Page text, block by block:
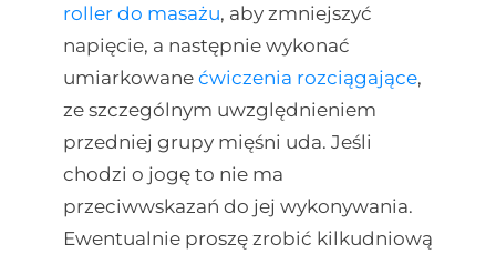
roller do masażu, aby zmniejszyć
napięcie, a następnie wykonać
umiarkowane ćwiczenia rozciągające,
ze szczególnym uwzględnieniem
przedniej grupy mięśni uda. Jeśli
chodzi o jogę to nie ma
przeciwwskazań do jej wykonywania.
Ewentualnie proszę zrobić kilkudniową